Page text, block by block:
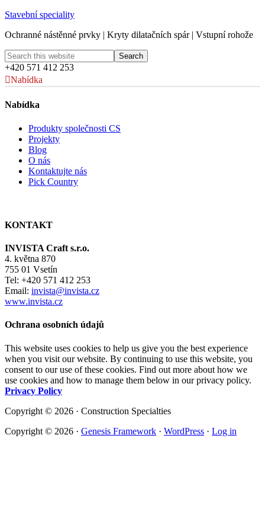
Stavební speciality
Ochranné nástěnné prvky | Kryty dilatačních spár | Vstupní rohože
+420 571 412 253
Nabídka
Nabídka
Produkty společnosti CS
Projekty
Blog
O nás
Kontaktujte nás
Pick Country
KONTAKT
INVISTA Craft s.r.o.
4. května 870
755 01 Vsetín
Tel: +420 571 412 253
Email: invista@invista.cz
www.invista.cz
Ochrana osobních údajů
This website uses cookies to help us give you the best experience
when you visit our website. By continuing to use this website, you
consent to our use of these cookies. Find out more about how we
use cookies and how to manage them below in our privacy policy.
Privacy Policy
Copyright © 2026 · Construction Specialties
Copyright © 2026 · Genesis Framework · WordPress · Log in